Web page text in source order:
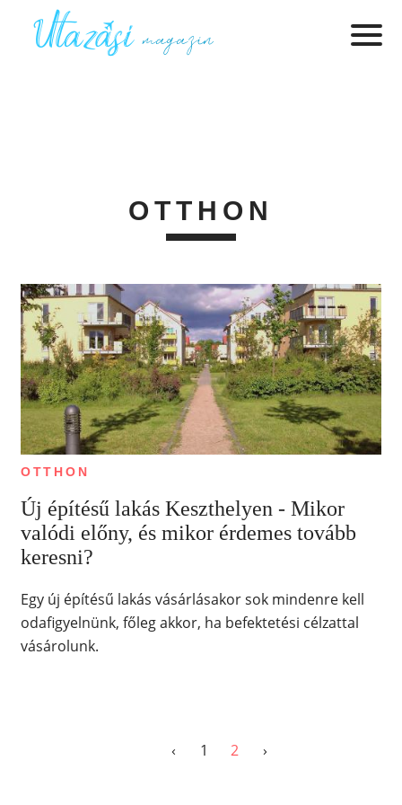
OTTHON
OTTHON
Új építésű lakás Keszthelyen - Mikor
valódi előny, és mikor érdemes tovább
keresni?
Egy új építésű lakás vásárlásakor sok mindenre kell
odafigyelnünk, főleg akkor, ha befektetési célzattal
vásárolunk.
‹ 1 2 ›